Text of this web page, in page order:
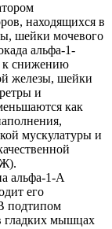
находящихся в
шейки мочевого
альфа-1-
к снижению
железы, шейки
и
как
мускулатуры и
альфа-1-А
его
подтипом
гладких мышцах